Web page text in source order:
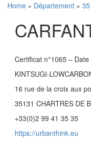
Home » Département »
Certificat n°1065 –
KINTSUGI-
16 rue de la croix aux
35131 CHARTRES DE
+33(0)2 99 41 35 35
https://urbanthink.eu